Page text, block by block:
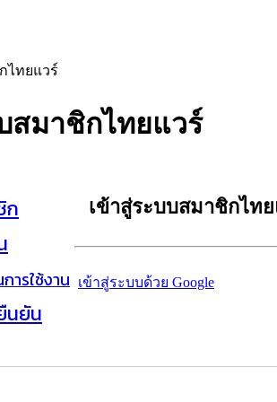
สมาชิกไทยแวร์
ก
ารใช้งาน
นยัน
เข้าสู่ระบบสมาชิกไท
เข้าสู่ระบบด้วย Google